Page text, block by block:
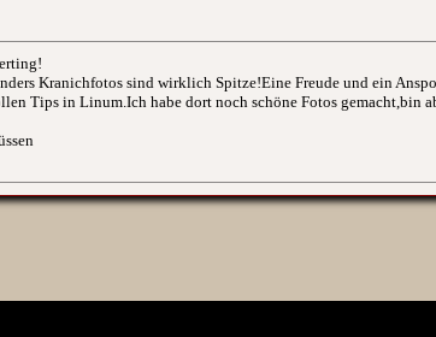
Kranichfotos sind wirklich Spitze!Eine Freude und ein
Tips in Linum.Ich habe dort noch schöne Fotos gemacht,bin